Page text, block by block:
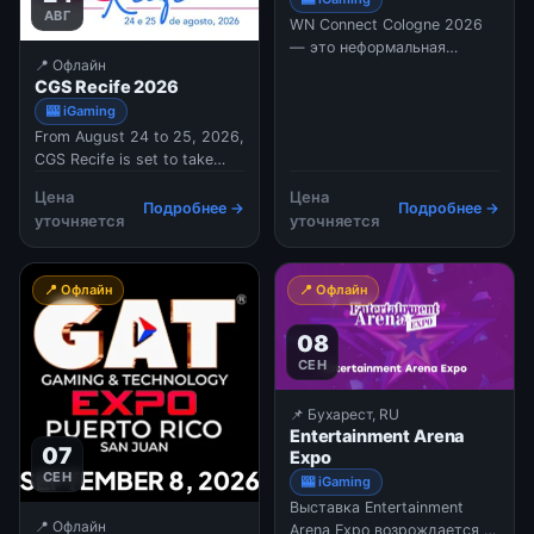
АВГ
📍 Офлайн
CGS Recife 2026
🎰 iGaming
From August 24 to 25, 2026,
CGS Recife is set to take
for iGaming industry leaders,
the second edition of the
event aims to connect
developers, operators, and
affiliates to create a space
for networking and business.
Some
Цена
уточняется
Подробнее →
WN Connect Cologne 2026
— это неформальная
Мероприятие создано для
того, чтобы участники
могли наладить связи и
обсудить планы в спокойной
обстановке до начала
основной суеты гигантского
экспо.
Цена
уточняется
Подробнее →
📍 Офлайн
07
СЕН
📍 Офлайн
📍 Офлайн
08
СЕН
📌 Бухарест, RU
Entertainment Arena
Expo
🎰 iGaming
Выставка Entertainment
Arena Expo возрождается в